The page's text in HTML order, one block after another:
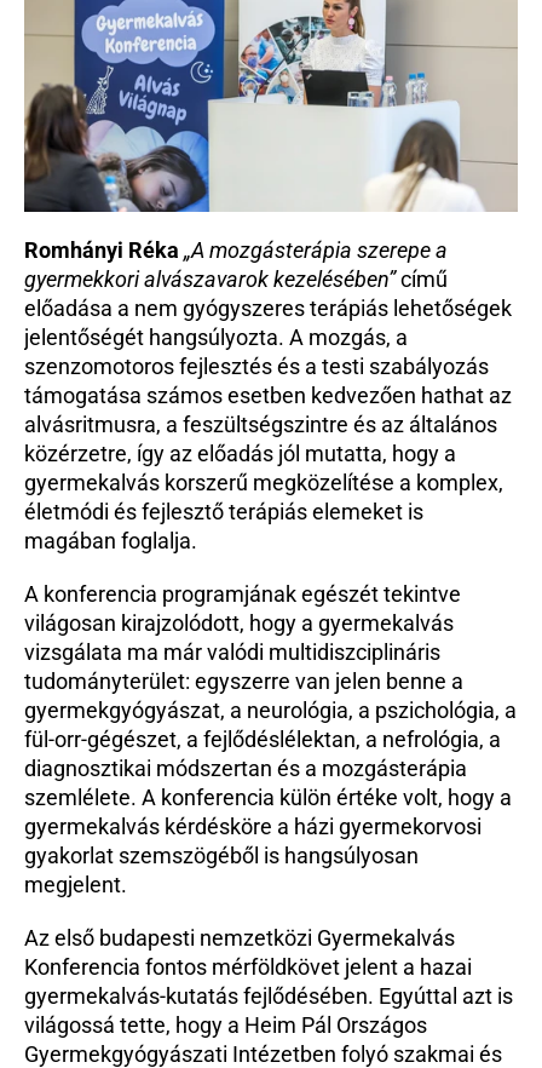
Romhányi Réka „A mozgásterápia szerepe a
gyermekkori alvászavarok kezelésében” című
előadása a nem gyógyszeres terápiás lehetőségek
jelentőségét hangsúlyozta. A mozgás, a
szenzomotoros fejlesztés és a testi szabályozás
támogatása számos esetben kedvezően hathat az
alvásritmusra, a feszültségszintre és az általános
közérzetre, így az előadás jól mutatta, hogy a
gyermekalvás korszerű megközelítése a komplex,
életmódi és fejlesztő terápiás elemeket is
magában foglalja.
A konferencia programjának egészét tekintve
világosan kirajzolódott, hogy a gyermekalvás
vizsgálata ma már valódi multidiszciplináris
tudományterület: egyszerre van jelen benne a
gyermekgyógyászat, a neurológia, a pszichológia, a
fül-orr-gégészet, a fejlődéslélektan, a nefrológia, a
diagnosztikai módszertan és a mozgásterápia
szemlélete. A konferencia külön értéke volt, hogy a
gyermekalvás kérdésköre a házi gyermekorvosi
gyakorlat szemszögéből is hangsúlyosan
megjelent.
Az első budapesti nemzetközi Gyermekalvás
Konferencia fontos mérföldkövet jelent a hazai
gyermekalvás-kutatás fejlődésében. Egyúttal azt is
világossá tette, hogy a Heim Pál Országos
Gyermekgyógyászati Intézetben folyó szakmai és